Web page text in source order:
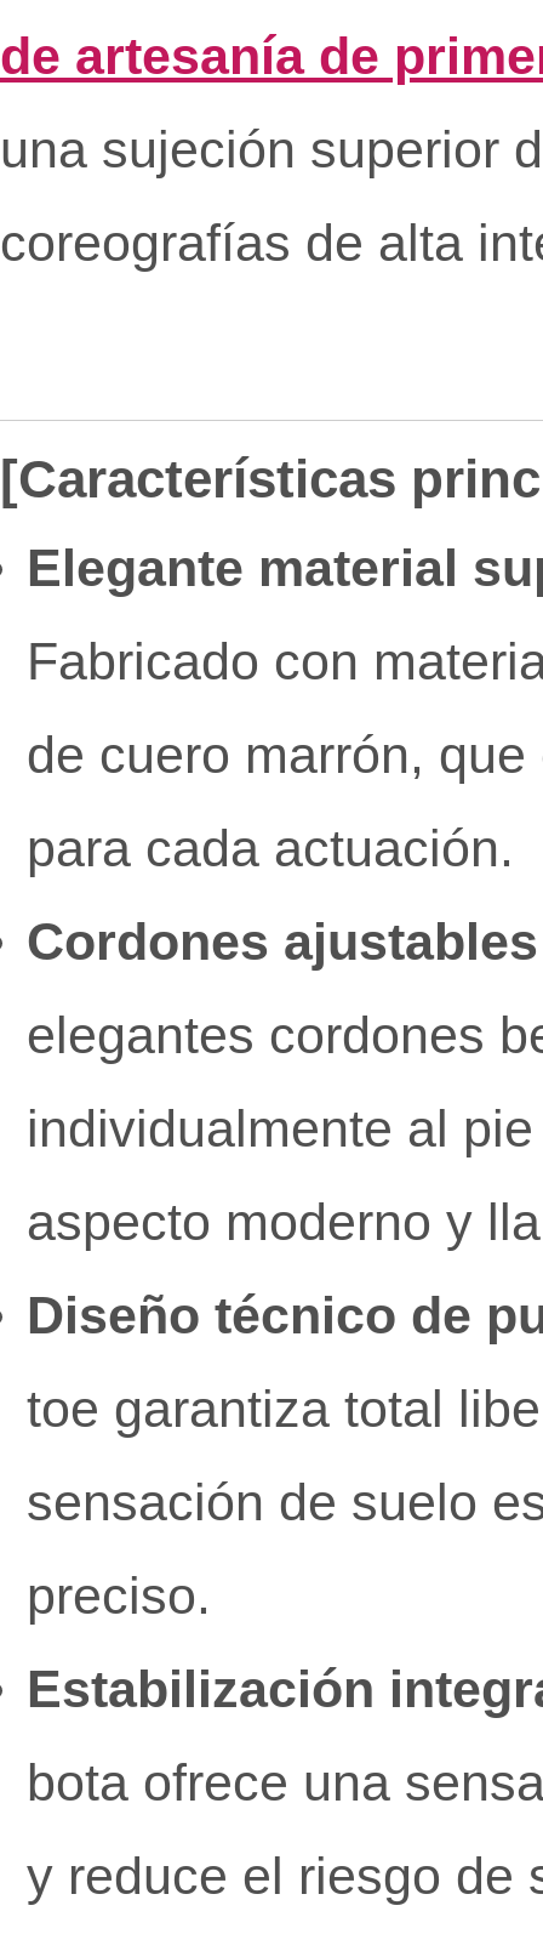
de artesanía de
una sujeción superior
coreografías de alta
[Características
Elegante material
Fabricado con
de cuero marrón,
para cada actuación.
Cordones
elegantes cordones
individualmente al
aspecto moderno y
Diseño técnico de
toe garantiza total
sensación de suelo
preciso.
Estabilización
bota ofrece una
y reduce el riesgo de